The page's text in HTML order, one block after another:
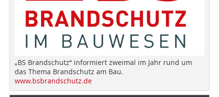
„BS Brandschutz“ informiert zweimal im Jahr rund um
das Thema Brandschutz am Bau.
www.bsbrandschutz.de